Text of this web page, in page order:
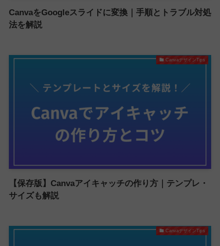
CanvaをGoogleスライドに変換｜手順とトラブル対処
法を解説
CanvaデザインTips
【保存版】Canvaアイキャッチの作り方｜テンプレ・
サイズも解説
CanvaデザインTips